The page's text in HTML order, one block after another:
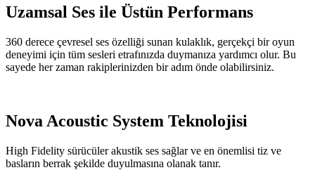
Uzamsal Ses ile Üstün Performans
360 derece çevresel ses özelliği sunan kulaklık, gerçekçi bir oyun
deneyimi için tüm sesleri etrafınızda duymanıza yardımcı olur. Bu
sayede her zaman rakiplerinizden bir adım önde olabilirsiniz.
Nova Acoustic System Teknolojisi
High Fidelity sürücüler akustik ses sağlar ve en önemlisi tiz ve
basların berrak şekilde duyulmasına olanak tanır.